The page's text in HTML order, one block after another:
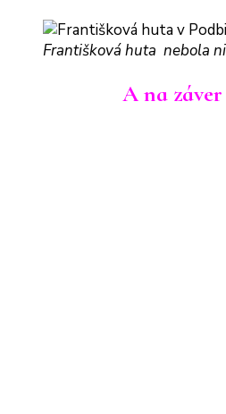
Františková huta nebola
A na